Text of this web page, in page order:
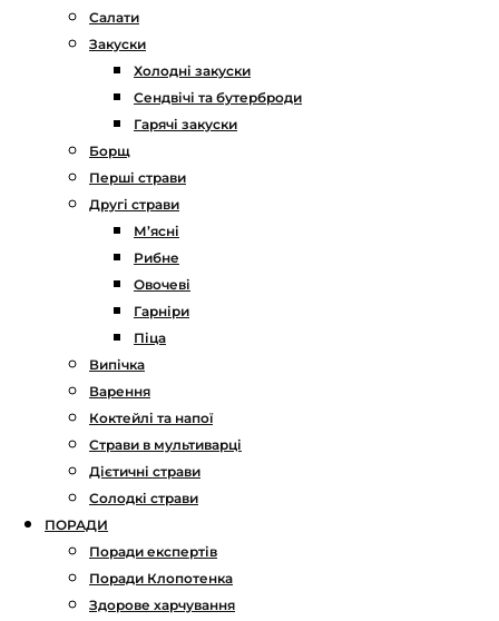
Салати
Закуски
Холодні закуски
Сендвічі та бутерброди
Гарячі закуски
Борщ
Перші страви
Другі страви
М’ясні
Рибне
Овочеві
Гарніри
Піца
Випічка
Варення
Коктейлі та напої
Страви в мультиварці
Дієтичні страви
Солодкі страви
ПОРАДИ
Поради експертів
Поради Клопотенка
Здорове харчування